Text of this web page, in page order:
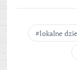
lokalne